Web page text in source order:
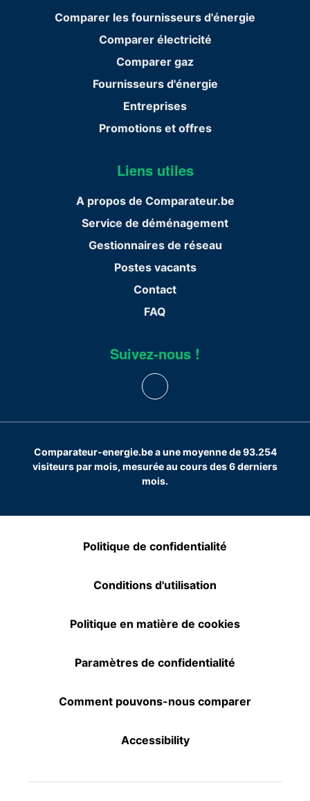
Comparer les fournisseurs d'énergie
Comparer électricité
Comparer gaz
Fournisseurs d'énergie
Entreprises
Promotions et offres
Liens utiles
A propos de Comparateur.be
Service de déménagement
Gestionnaires de réseau
Postes vacants
Contact
FAQ
Suivez-nous !
Comparateur-energie.be a une moyenne de 93.254
visiteurs par mois, mesurée au cours des 6 derniers
mois.
Politique de confidentialité
Conditions d'utilisation
Politique en matière de cookies
Paramètres de confidentialité
Comment pouvons-nous comparer
Accessibility